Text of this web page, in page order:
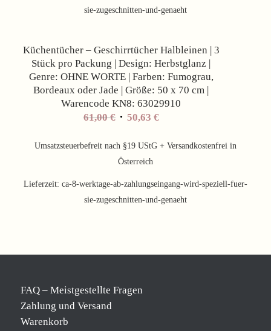
sie-zugeschnitten-und-genaeht
Küchentücher – Geschirrtücher Halbleinen | 3
Stück pro Packung | Design: Herbstglanz |
Genre: OHNE WORTE | Farben: Fumograu,
Bordeaux oder Jade | Größe: 50 x 70 cm |
Warencode KN8: 63029910
61,00€ 50,63 €
Umsatzsteuerbefreit nach §19 UStG + Versandkostenfrei in
Österreich
Lieferzeit: ca-8-werktage-ab-zahlungseingang-wird-speziell-fuer-
sie-zugeschnitten-und-genaeht
FAQ – Meistgestellte Fragen
Zahlung und Versand
Warenkorb